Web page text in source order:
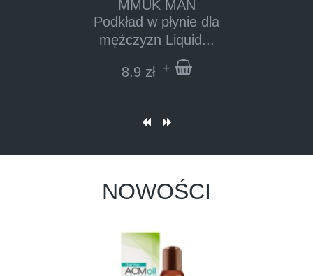
MMUK MAN
Podkład w płynie dla
mężczyzn Liquid...
8.9 zł +
NOWOŚCI